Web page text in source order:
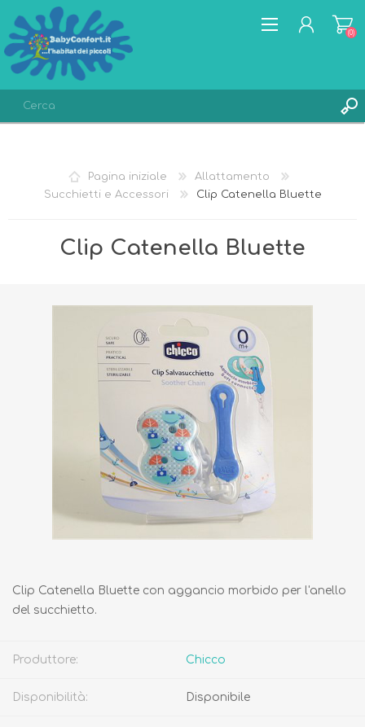
LISTA DEI DESIDERI
(0)
Pagina iniziale
Allattamento
Succhietti e Accessori
Clip Catenella Bluette
Clip Catenella Bluette
Clip Catenella Bluette con aggancio morbido per l'anello
del succhietto.
Produttore: Chicco
Disponibilità: Disponibile